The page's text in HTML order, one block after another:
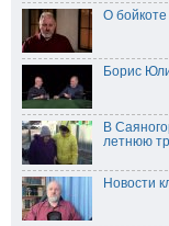
О
Борис
В
летнюю
Новости